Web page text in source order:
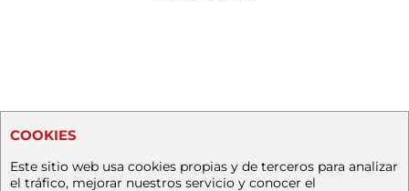
COOKIES
Este sitio web usa cookies propias y de terceros para analizar
el tráfico, mejorar nuestros servicio y conocer el